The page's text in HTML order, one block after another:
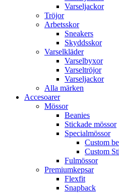
Varseljackor
Tröjor
Arbetsskor
Sneakers
Skyddsskor
Varselkläder
Varselbyxor
Varseltröjor
Varseljackor
Alla märken
Accesoarer
Mössor
Beanies
Stickade mössor
Specialmössor
Custom
Custom
Fulmössor
Premiumkepsar
Flexfit
Snapback